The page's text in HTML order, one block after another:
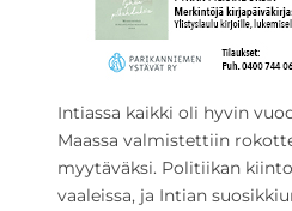
Intiassa kaikki oli hyvin
Maassa valmistettiin
myytäväksi. Politiikan
vaaleissa, ja Intian